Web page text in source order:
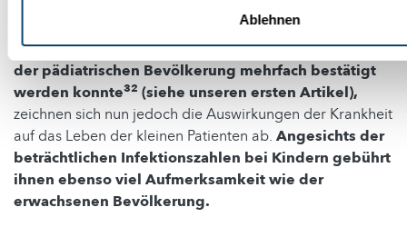
Ablehnen
Obwohl die geringere Prävalenz von Long Covid in
der pädiatrischen Bevölkerung mehrfach bestätigt
werden konnte32 (siehe unseren ersten Artikel),
zeichnen sich nun jedoch die Auswirkungen der Krankheit
auf das Leben der kleinen Patienten ab. Angesichts der
beträchtlichen Infektionszahlen bei Kindern gebührt
ihnen ebenso viel Aufmerksamkeit wie der
erwachsenen Bevölkerung.